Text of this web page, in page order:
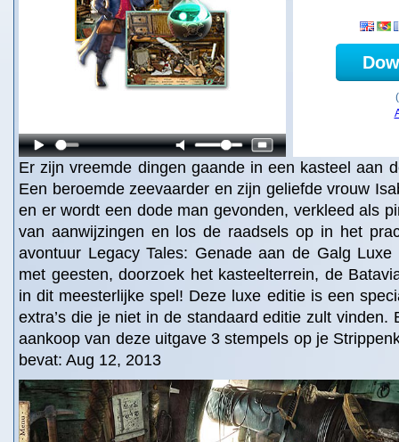
Er zijn vreemde dingen gaande in een kasteel aan
Een beroemde zeevaarder en zijn geliefde vrouw
en er wordt een dode man gevonden, verkleed als
van aanwijzingen en los de raadsels op in het
avontuur Legacy Tales: Genade aan de Galg
met geesten, doorzoek het kasteelterrein, de
in dit meesterlijke spel! Deze luxe editie is een
extra’s die je niet in de standaard editie zult vinden.
aankoop van deze uitgave 3 stempels op je
bevat: Aug 12, 2013